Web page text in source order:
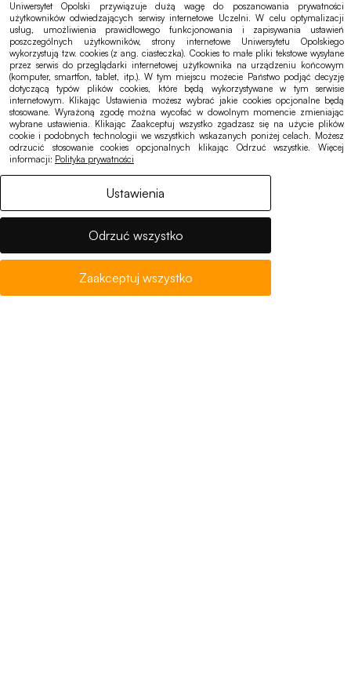
plac Kopernika 11a
45-040 Opole
NIP: 754-000-71-79
Regon: 000001382
Infolinia Uniwersytetu Opolskiego:
tel.: +48 77 452 70 02
Rektorat:
Biuro Kanclerza:
sekretariat@uni.opole.pl
Biuro Spraw Studenckich:
bss@uni.opole.pl
Uniwersytet Opolski przywiązuje dużą wagę do poszanowania prywatności
użytkowników odwiedzających serwisy internetowe Uczelni. W celu optymalizacji
usług, umożliwienia prawidłowego funkcjonowania i zapisywania ustawień
poszczególnych użytkowników, strony internetowe Uniwersytetu Opolskiego
wykorzystują tzw. cookies (z ang. ciasteczka). Cookies to małe pliki tekstowe wysyłane
przez serwis do przeglądarki internetowej użytkownika na urządzeniu końcowym
(komputer, smartfon, tablet, itp.). W tym miejscu możecie Państwo podjąć decyzję
dotyczącą typów plików cookies, które będą wykorzystywane w tym serwisie
internetowym. Klikając Ustawienia możesz wybrać jakie cookies opcjonalne będą
stosowane. Wyrażoną zgodę można wycofać w dowolnym momencie zmieniając
wybrane ustawienia. Klikając Zaakceptuj wszystko zgadzasz się na użycie plików
cookie i podobnych technologii we wszystkich wskazanych poniżej celach. Możesz
odrzucić stosowanie cookies opcjonalnych klikając Odrzuć wszystkie. Więcej
informacji: Polityka prywatności
Ustawienia
Odrzuć wszystko
Zaakceptuj wszystko